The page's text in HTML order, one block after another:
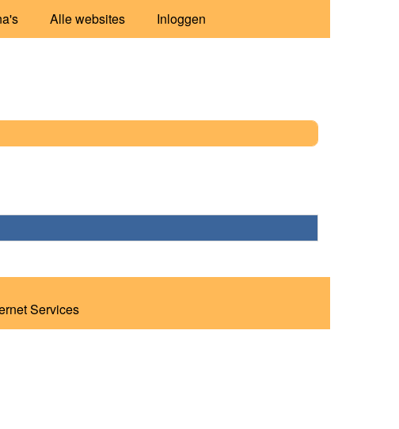
Alle websites Inloggen
Services